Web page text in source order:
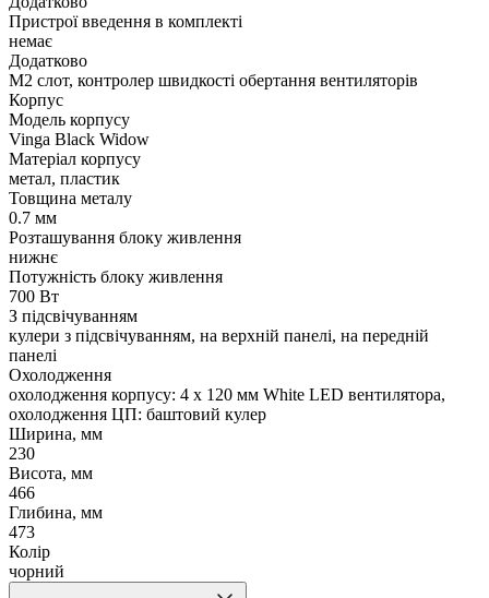
Пристрої введення в комплекті
немає
Додатково
M2 слот, контролер швидкості обертання вентиляторів
Корпус
Модель корпусу
Vinga Black Widow
Матеріал корпусу
метал, пластик
Товщина металу
0.7 мм
Розташування блоку живлення
нижнє
Потужність блоку живлення
700 Вт
З підсвічуванням
кулери з підсвічуванням, на верхній панелі, на передній
панелі
Охолодження
охолодження корпусу: 4 x 120 мм White LED вентилятора,
охолодження ЦП: баштовий кулер
Ширина, мм
230
Висота, мм
466
Глибина, мм
473
Колір
чорний